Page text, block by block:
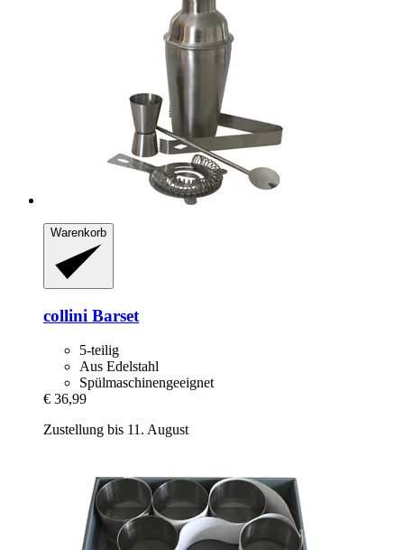
Warenkorb
collini Barset
5-teilig
Aus Edelstahl
Spülmaschinengeeignet
€ 36,99
Zustellung bis 11. August